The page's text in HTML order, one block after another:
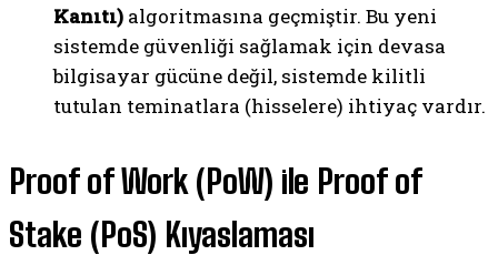
Kanıtı) algoritmasına geçmiştir. Bu yeni
sistemde güvenliği sağlamak için devasa
bilgisayar gücüne değil, sistemde kilitli
tutulan teminatlara (hisselere) ihtiyaç vardır.
Proof of Work (PoW) ile Proof of
Stake (PoS) Kıyaslaması